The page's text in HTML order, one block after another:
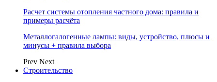
Расчет системы отопления частного дома: правила и
примеры расчёта
Металлогалогенные лампы: виды, устройство, плюсы и
минусы + правила выбора
Prev Next
Строительство